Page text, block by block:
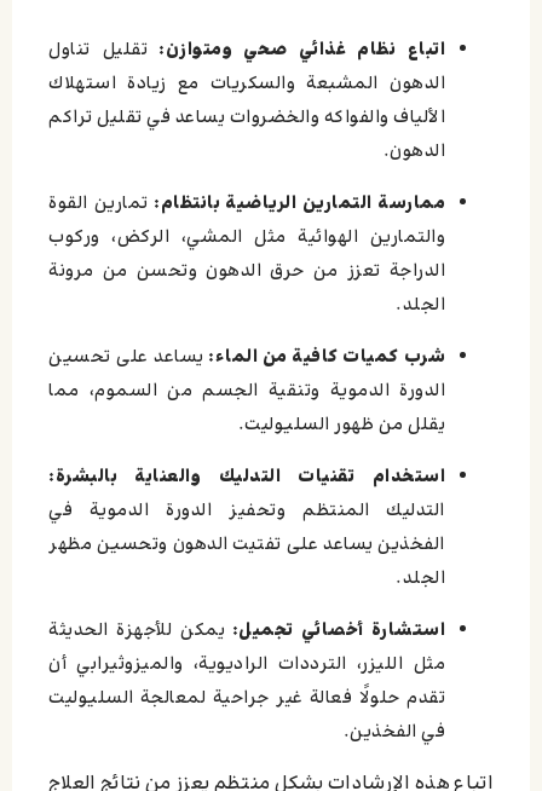
اتباع نظام غذائي صحي ومتوازن: تقليل تناول
الدهون المشبعة والسكريات مع زيادة استهلاك
الألياف والفواكه والخضروات يساعد في تقليل تراكم
الدهون.
ممارسة التمارين الرياضية بانتظام: تمارين القوة
والتمارين الهوائية مثل المشي، الركض، وركوب
الدراجة تعزز من حرق الدهون وتحسن من مرونة
الجلد.
شرب كميات كافية من الماء: يساعد على تحسين
الدورة الدموية وتنقية الجسم من السموم، مما
يقلل من ظهور السليوليت.
استخدام تقنيات التدليك والعناية بالبشرة:
التدليك المنتظم وتحفيز الدورة الدموية في
الفخذين يساعد على تفتيت الدهون وتحسين مظهر
الجلد.
استشارة أخصائي تجميل: يمكن للأجهزة الحديثة
مثل الليزر، الترددات الراديوية، والميزوثيرابي أن
تقدم حلولًا فعالة غير جراحية لمعالجة السليوليت
في الفخذين.
اتباع هذه الإرشادات بشكل منتظم يعزز من نتائج العلاج